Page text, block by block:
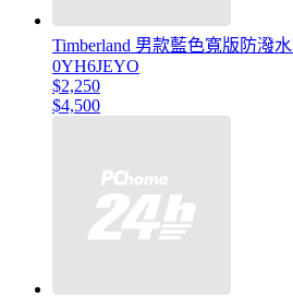
Timberland 男款藍色寬版防潑
0YH6JEYO
$2,250
$4,500